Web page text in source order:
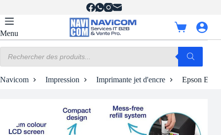
contenu
Menu
Panier
d’achat
produits
Navicom Impression Imprimante jet d'encre Epson